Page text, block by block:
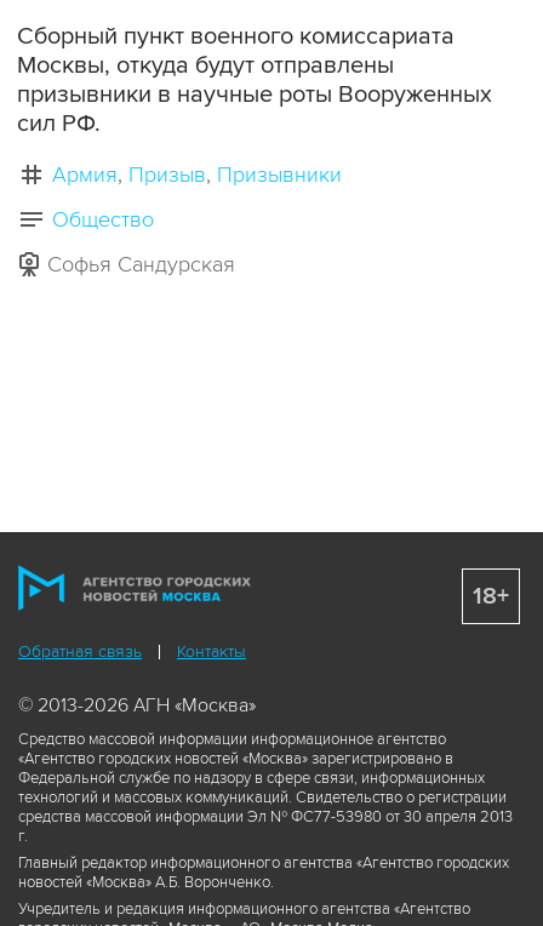
Сборный пункт военного комиссариата
Москвы, откуда будут отправлены
призывники в научные роты Вооруженных
сил РФ.
Армия Призыв Призывники
Общество
Софья Сандурская
Обратная связь Контакты
© 2013-2026 АГН «Москва»
Средство массовой информации информационное агентство
«Агентство городских новостей «Москва» зарегистрировано в
Федеральной службе по надзору в сфере связи, информационных
технологий и массовых коммуникаций. Свидетельство о регистрации
средства массовой информации Эл № ФС77-53980 от 30 апреля 2013
г.
Главный редактор информационного агентства «Агентство городских
новостей «Москва» А.Б. Воронченко.
Учредитель и редакция информационного агентства «Агентство
18+